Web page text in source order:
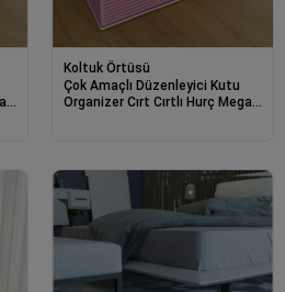
Koltuk Örtüsü
Çok Amaçlı Düzenleyici Kutu
Organizer Cırt Cırtlı Hurç Mega